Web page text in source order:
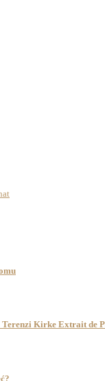
Terenzi Kirke Extrait de